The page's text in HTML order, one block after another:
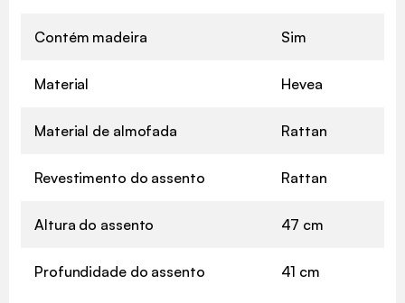
Contém madeira Sim
Material Hevea
Material de almofada Rattan
Revestimento do assento Rattan
Altura do assento 47 cm
Profundidade do assento 41 cm